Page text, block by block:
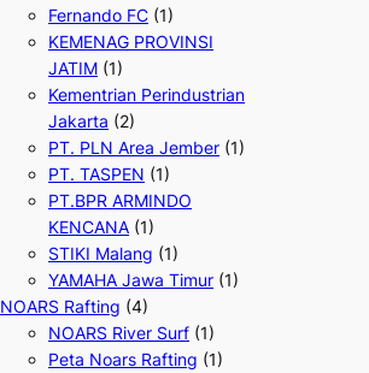
Fernando FC (1)
KEMENAG PROVINSI
JATIM (1)
Kementrian Perindustrian
Jakarta (2)
PT. PLN Area Jember (1)
PT. TASPEN (1)
PT.BPR ARMINDO
KENCANA (1)
STIKI Malang (1)
YAMAHA Jawa Timur (1)
NOARS Rafting (4)
NOARS River Surf (1)
Peta Noars Rafting (1)